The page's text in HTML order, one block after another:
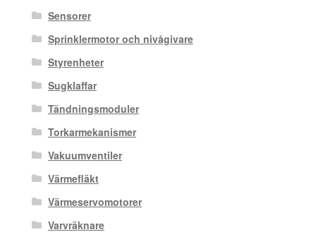
Sensorer
Sprinklermotor och nivågivare
Styrenheter
Sugklaffar
Tändningsmoduler
Torkarmekanismer
Vakuumventiler
Värmefläkt
Värmeservomotorer
Varvräknare